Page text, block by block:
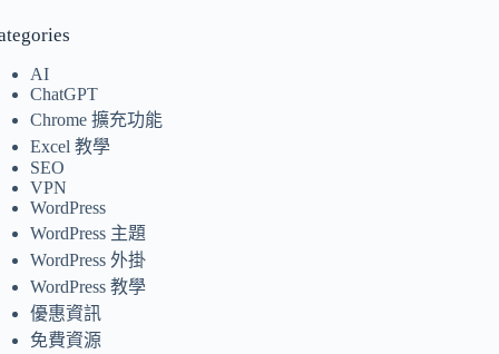
AI
ChatGPT
Chrome 擴充功能
Excel 教學
SEO
VPN
WordPress
WordPress 主題
WordPress 外掛
WordPress 教學
優惠資訊
免費資源